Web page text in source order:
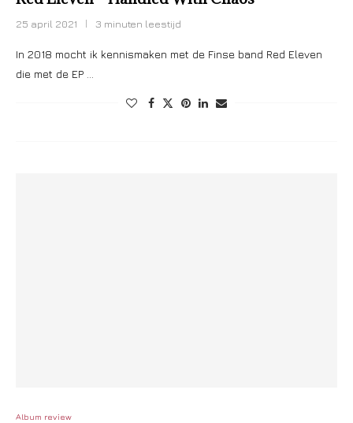
25 april 2021 3 minuten leestijd
In 2018 mocht ik kennismaken met de Finse band Red Eleven
die met de EP …
Album review